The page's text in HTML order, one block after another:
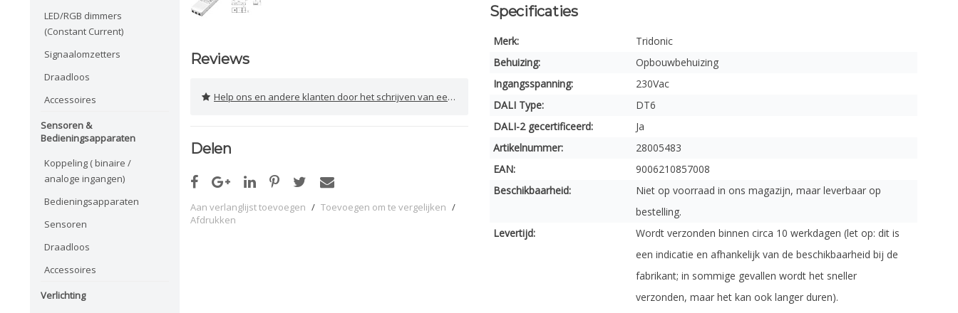
LED/RGB dimmers
(Constant Current)
Signaalomzetters
Draadloos
Accessoires
Sensoren &
Bedieningsapparaten
Koppeling ( binaire /
analoge ingangen)
Bedieningsapparaten
Sensoren
Draadloos
Accessoires
Verlichting
Reviews
Help ons en andere klanten door het schrijven van een review
Delen
Aan verlanglijst toevoegen / Toevoegen om te vergelijken /
Afdrukken
Specificaties
Merk:
Tridonic
Behuizing:
Opbouwbehuizing
Ingangsspanning:
230Vac
DALI Type:
DT6
DALI-2 gecertificeerd:
Ja
Artikelnummer:
28005483
EAN:
9006210857008
Beschikbaarheid:
Niet op voorraad in ons magazijn, maar leverbaar op
bestelling.
Levertijd:
Wordt verzonden binnen circa 10 werkdagen (let op: dit is
een indicatie en afhankelijk van de beschikbaarheid bij de
fabrikant; in sommige gevallen wordt het sneller
verzonden, maar het kan ook langer duren).